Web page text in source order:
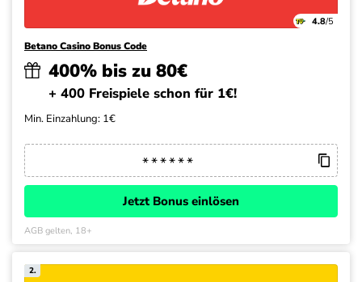
4.8/5
Betano Casino Bonus Code
400% bis zu 80€
+ 400 Freispiele schon für 1€!
Min. Einzahlung: 1€
Jetzt Bonus einlösen
AGB gelten, 18+
2.